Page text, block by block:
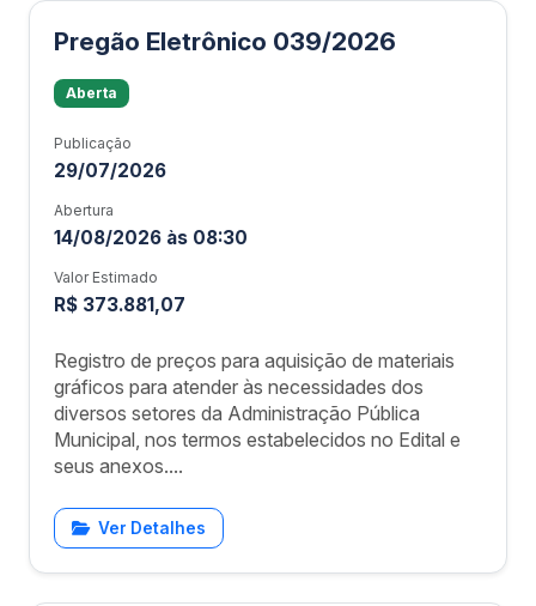
Pregão Eletrônico 039/2026
Aberta
Publicação
29/07/2026
Abertura
14/08/2026 às 08:30
Valor Estimado
R$ 373.881,07
Registro de preços para aquisição de materiais
gráficos para atender às necessidades dos
diversos setores da Administração Pública
Municipal, nos termos estabelecidos no Edital e
seus anexos....
Ver Detalhes